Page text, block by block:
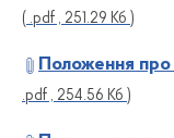
( .pdf , 251.29 Кб )
Положення про
.pdf , 254.56 Кб )